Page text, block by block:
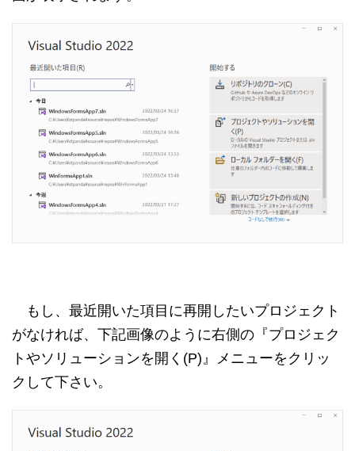
もし、最近開いた項目に再開したいプロジェクト
がなければ、下記画像のように右側の『プロジェク
トやソリューションを開く(P)』メニューをクリッ
クして下さい。